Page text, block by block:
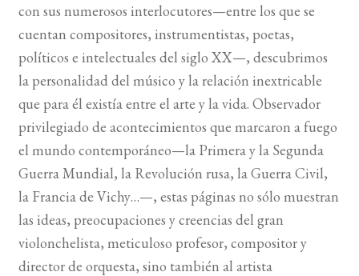
con sus numerosos interlocutores—entre los que se
cuentan compositores, instrumentistas, poetas,
políticos e intelectuales del siglo XX—, descubrimos
la personalidad del músico y la relación inextricable
que para él existía entre el arte y la vida. Observador
privilegiado de acontecimientos que marcaron a fuego
el mundo contemporáneo—la Primera y la Segunda
Guerra Mundial, la Revolución rusa, la Guerra Civil,
la Francia de Vichy…—, estas páginas no sólo muestran
las ideas, preocupaciones y creencias del gran
violonchelista, meticuloso profesor, compositor y
director de orquesta, sino también al artista